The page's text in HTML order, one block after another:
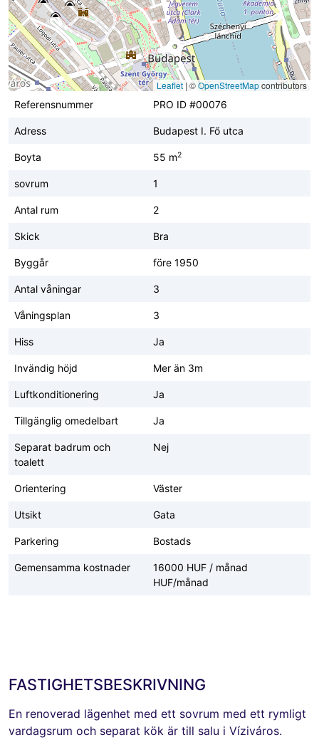
Leaflet | ©OpenStreetMapcontributors
Referensnummer
PRO ID #00076
Adress Budapest I. Fő utca
Boyta 55 m2
sovrum 1
Antal rum 2
Skick Bra
Byggår före 1950
Antal våningar 3
Våningsplan 3
Hiss Ja
Invändig höjd Mer än 3m
Luftkonditionering Ja
Tillgänglig omedelbart Ja
Separat badrum och
toalett
Nej
Orientering Väster
Utsikt Gata
Parkering Bostads
Gemensamma kostnader
16000 HUF / månad
HUF/månad
FASTIGHETSBESKRIVNING
En renoverad lägenhet med ett sovrum med ett rymligt
vardagsrum och separat kök är till salu i Víziváros.